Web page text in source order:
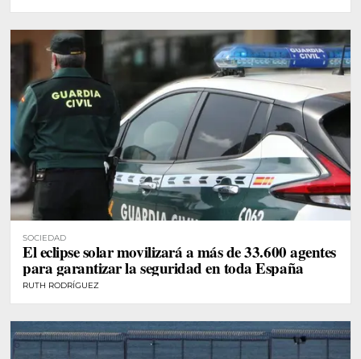
SOCIEDAD
El eclipse solar movilizará a más de 33.600 agentes
para garantizar la seguridad en toda España
RUTH RODRÍGUEZ